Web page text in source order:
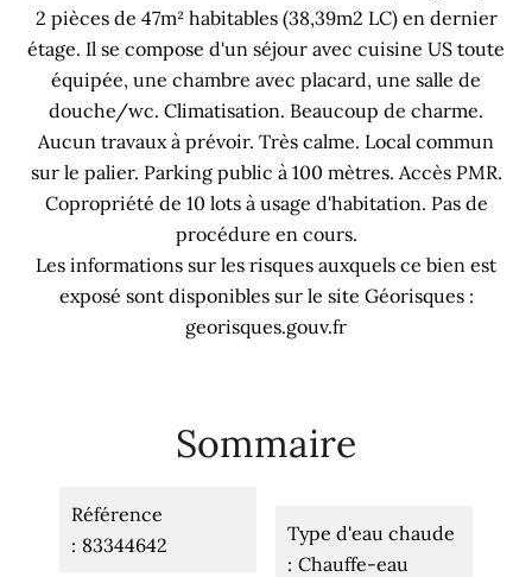
2 pièces de 47m² habitables (38,39m2 LC) en dernier
étage. Il se compose d'un séjour avec cuisine US toute
équipée, une chambre avec placard, une salle de
douche/wc. Climatisation. Beaucoup de charme.
Aucun travaux à prévoir. Très calme. Local commun
sur le palier. Parking public à 100 mètres. Accès PMR.
Copropriété de 10 lots à usage d'habitation. Pas de
procédure en cours.
Les informations sur les risques auxquels ce bien est
exposé sont disponibles sur le site Géorisques :
georisques.gouv.fr
Sommaire
Référence
83344642
Type d'eau chaude
Chauffe-eau